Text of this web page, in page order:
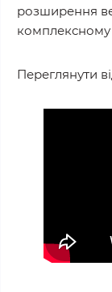
розширення
комплексному
Переглянути